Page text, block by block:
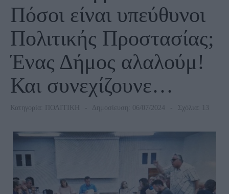
Πόσοι είναι υπεύθυνοι
Πολιτικής Προστασίας;
Ένας Δήμος αλαλούμ!
Και συνεχίζουνε…
Κατηγορία: ΠΟΛΙΤΙΚΗ Δημοσίευση: 06/07/2024 Σχόλια: 13